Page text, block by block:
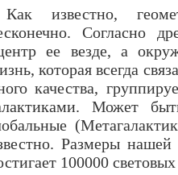
Как известно,
Согласно
ее везде, а
которая всегда
качества,
Может
Размеры нашей
100000